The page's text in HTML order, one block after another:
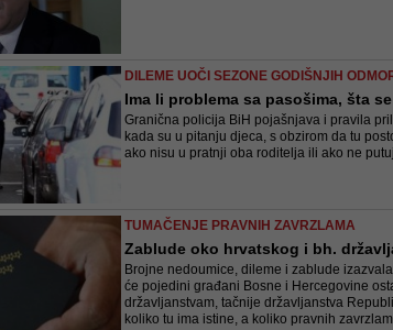
DILEME UOČI SEZONE GODIŠNJIH
Ima li problema sa pasošima, šta
Granična policija BiH pojašnjava i pravila
kada su u pitanju djeca, s obzirom da tu
ako nisu u pratnji oba roditelja ili ako ne
TUMAČENJE PRAVNIH ZAVRZLAMA
Zablude oko hrvatskog i bh.
Brojne nedoumice, dileme i zablude
će pojedini građani Bosne i Hercegovine
državljanstvam, tačnije državljanstva
koliko tu ima istine, a koliko pravnih